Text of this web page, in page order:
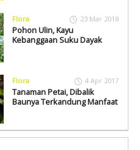
Flora 23 Mar 2018
Pohon Ulin, Kayu
Kebanggaan Suku Dayak
Flora 4 Apr 2017
Tanaman Petai, Dibalik
Baunya Terkandung Manfaat